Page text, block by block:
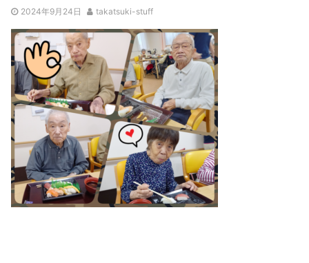
2024年9月24日 takatsuki-stuff